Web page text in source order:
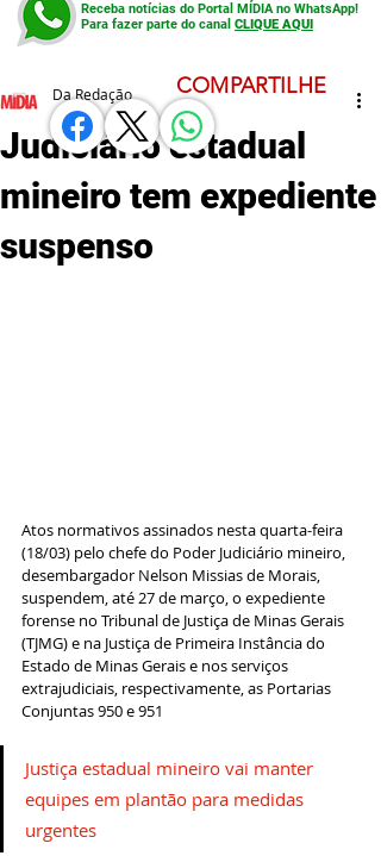
Receba notícias do Portal MÍDIA no WhatsApp!
Para fazer parte do canal CLIQUE AQUI
Judiciário estadual
mineiro tem expediente
suspenso
Da Redação
Atos normativos assinados nesta quarta-feira
(18/03) pelo chefe do Poder Judiciário mineiro,
desembargador Nelson Missias de Morais,
suspendem, até 27 de março, o expediente
forense no Tribunal de Justiça de Minas Gerais
(TJMG) e na Justiça de Primeira Instância do
Estado de Minas Gerais e nos serviços
extrajudiciais, respectivamente, as Portarias
Conjuntas 950 e 951
Justiça estadual mineiro vai manter
equipes em plantão para medidas
urgentes
COMPARTILHE